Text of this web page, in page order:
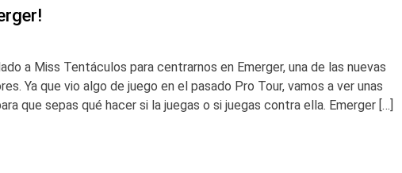
a Miss Tentáculos para centrarnos en Emerger, una de las nuevas
Ya que vio algo de juego en el pasado Pro Tour, vamos a ver unas
que sepas qué hacer si la juegas o si juegas contra ella. Emerger […]